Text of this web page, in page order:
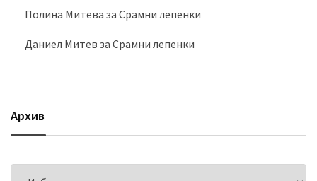
Полина Митева за Срамни лепенки
Даниел Митев за Срамни лепенки
Архив
Архив